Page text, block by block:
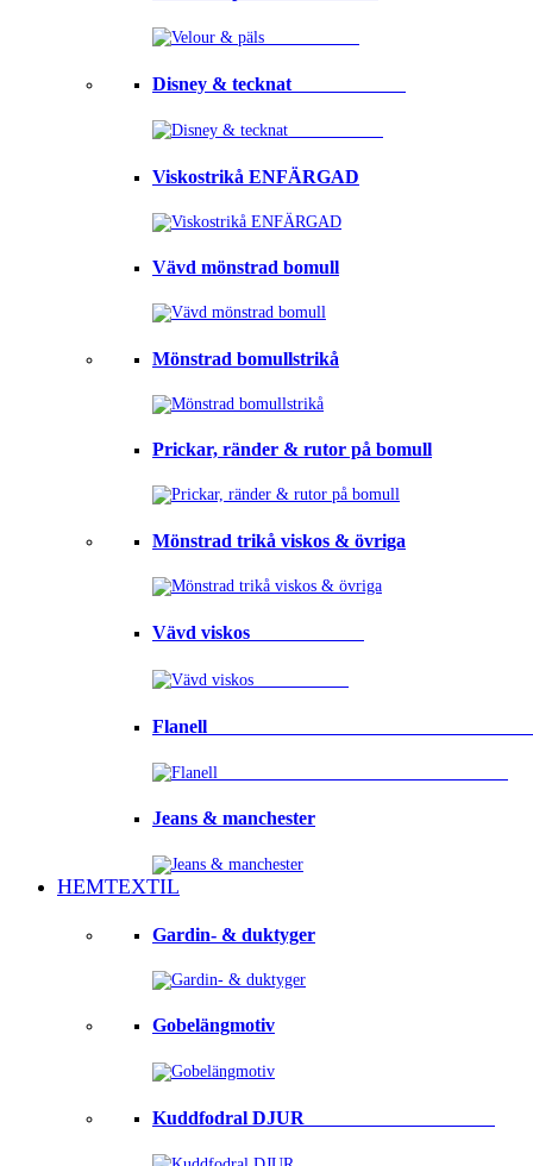
Disney & tecknat⠀⠀⠀⠀⠀⠀⠀⠀
Viskostrikå ENFÄRGAD
Vävd mönstrad bomull
Mönstrad bomullstrikå
Prickar, ränder & rutor på bomull
Mönstrad trikå viskos & övriga
Vävd viskos⠀⠀⠀⠀⠀⠀⠀⠀
Flanell
Jeans & manchester
HEMTEXTIL
Gardin- & duktyger
Gobelängmotiv
Kuddfodral DJUR ⠀⠀⠀⠀⠀⠀⠀⠀⠀⠀⠀⠀⠀